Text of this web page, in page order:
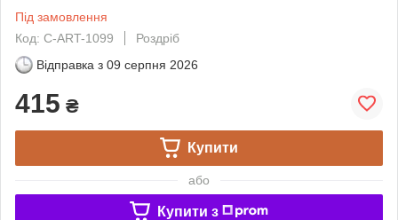
Під замовлення
Код: C-ART-1099
Роздріб
Відправка з 09 серпня 2026
415 ₴
Купити
або
Купити з